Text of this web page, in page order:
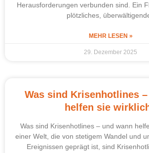
Herausforderungen verbunden sind. Ein
plötzliches,
MEHR LESEN »
29. Dezember 2025
Was sind Krisenhotlines
helfen sie
Was sind Krisenhotlines – und wann
einer Welt, die von stetigem Wandel und
Ereignissen geprägt ist, sind